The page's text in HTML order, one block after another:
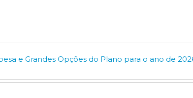
e Grandes Opções do Plano para o ano de